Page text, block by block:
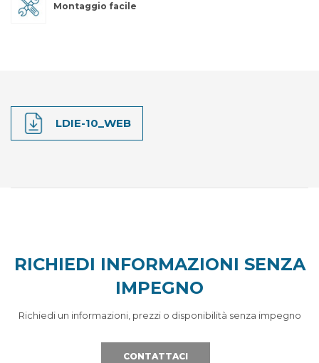
Montaggio facile
LDIE-10_WEB
RICHIEDI INFORMAZIONI SENZA
IMPEGNO
Richiedi un informazioni, prezzi o disponibilità senza impegno
CONTATTACI